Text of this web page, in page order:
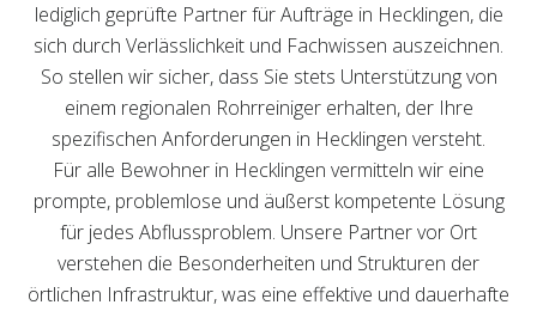
lediglich geprüfte Partner für Aufträge in Hecklingen, die
sich durch Verlässlichkeit und Fachwissen auszeichnen.
So stellen wir sicher, dass Sie stets Unterstützung von
einem regionalen Rohrreiniger erhalten, der Ihre
spezifischen Anforderungen in Hecklingen versteht.
Für alle Bewohner in Hecklingen vermitteln wir eine
prompte, problemlose und äußerst kompetente Lösung
für jedes Abflussproblem. Unsere Partner vor Ort
verstehen die Besonderheiten und Strukturen der
örtlichen Infrastruktur, was eine effektive und dauerhafte